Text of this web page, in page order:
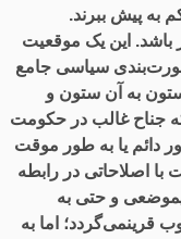
به پیش ببرند.
باشد. این یک موقعیت
صورت‌بندی سیاسی جامع
ستون به آن ستون و
جناح غالب در حکومت
دائم یا به طور موقت
اصلاحاتی در رابطه
و حتی به
قرینمی‌گردد؛ اما به